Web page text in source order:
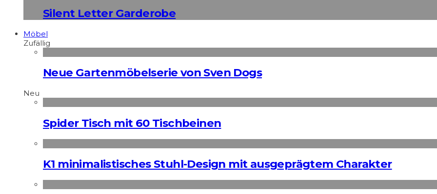
Silent Letter Garderobe
Möbel
Zufällig
Neue Gartenmöbelserie von Sven Dogs
Neu
Spider Tisch mit 60 Tischbeinen
K1 minimalistisches Stuhl-Design mit ausgeprägtem Charakter